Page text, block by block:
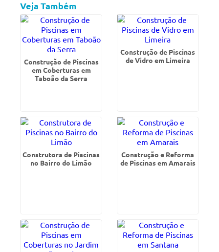
Veja Também
Construção de Piscinas
em Coberturas em
Taboão da Serra
Construção de Piscinas
de Vidro em Limeira
Construtora de Piscinas
no Bairro do Limão
Construção e Reforma
de Piscinas em Amarais